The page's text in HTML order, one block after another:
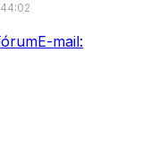
E-mail: